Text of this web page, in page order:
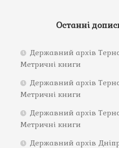
Останні
Державний архів
Метричні книги
Державний архів
Метричні книги
Державний архів
Метричні книги
Державний архів